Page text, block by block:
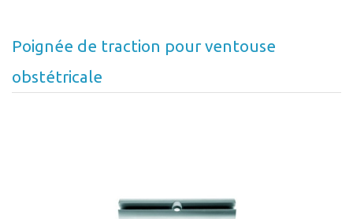
Poignée de traction pour ventouse
obstétricale